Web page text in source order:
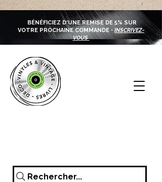
BÉNÉFICIEZ D'UNE REMISE DE 5% SUR
VOTRE PROCHAINE COMMANDE • INSCRIVEZ-
VOUS
Rechercher...